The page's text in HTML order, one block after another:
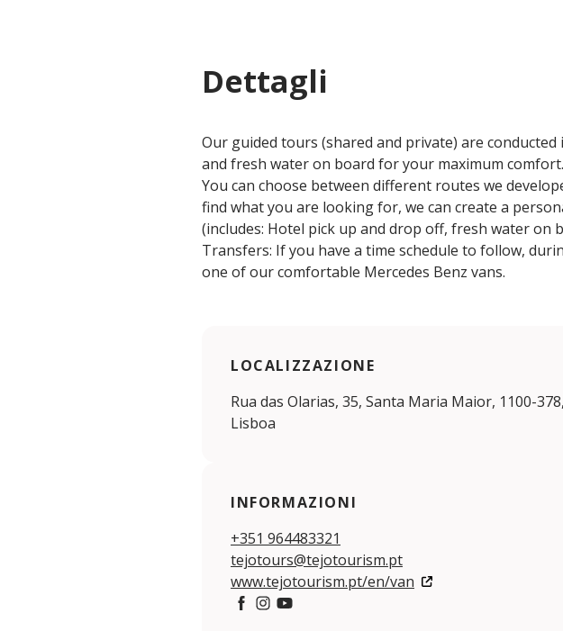
Dettagli
Our guided tours (shared and private) are
and fresh water on board for your maximum comfort.
You can choose between different routes we
find what you are looking for, we can create a
(includes: Hotel pick up and drop off, fresh water
Transfers: If you have a time schedule to follow,
one of our comfortable Mercedes Benz vans.
LOCALIZZAZIONE
Rua das Olarias, 35, Santa Maria Maior, 1100-378,
Lisboa
INFORMAZIONI
+351 964483321
tejotours@tejotourism.pt
www.tejotourism.pt/en/van